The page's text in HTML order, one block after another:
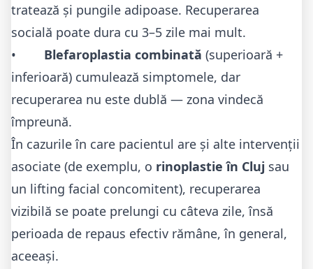
tratează și pungile adipoase. Recuperarea
socială poate dura cu 3–5 zile mai mult.
• Blefaroplastia combinată (superioară +
inferioară) cumulează simptomele, dar
recuperarea nu este dublă — zona vindecă
împreună.
În cazurile în care pacientul are și alte intervenții
asociate (de exemplu, o rinoplastie în Cluj sau
un lifting facial concomitent), recuperarea
vizibilă se poate prelungi cu câteva zile, însă
perioada de repaus efectiv rămâne, în general,
aceeași.